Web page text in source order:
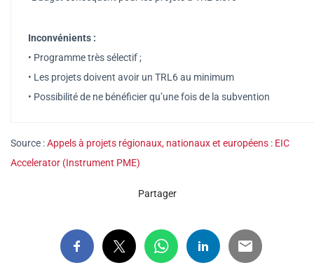
Inconvénients :
• Programme très sélectif ;
• Les projets doivent avoir un TRL6 au minimum
• Possibilité de ne bénéficier qu’une fois de la subvention
Source :Appels à projets régionaux, nationaux et européens : EIC
Accelerator (Instrument PME)
Partager